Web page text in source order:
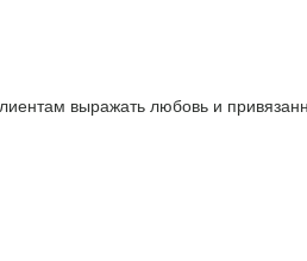
выражать любовь и